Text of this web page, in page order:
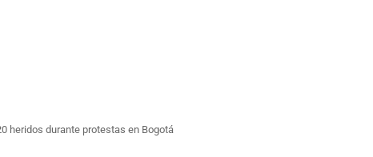
heridos durante protestas en Bogotá